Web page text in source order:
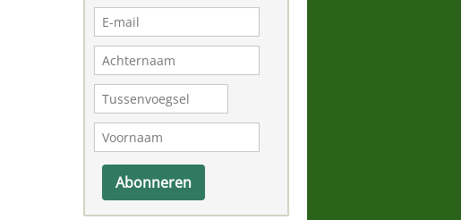
Abonneren